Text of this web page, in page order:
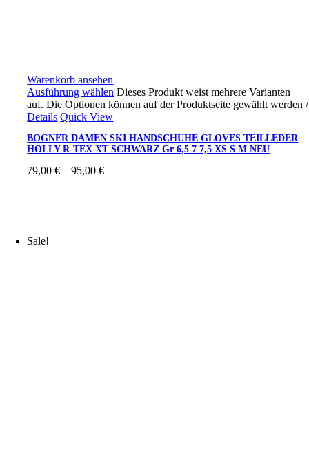
Warenkorb ansehen
Ausführung wählen Dieses Produkt weist mehrere Varianten
auf. Die Optionen können auf der Produktseite gewählt werden/
Details Quick View
BOGNER DAMEN SKI HANDSCHUHE GLOVES TEILLEDER
HOLLY R-TEX XT SCHWARZ Gr 6,5 7 7,5 XS S M NEU
79,00€ –95,00€
Sale!